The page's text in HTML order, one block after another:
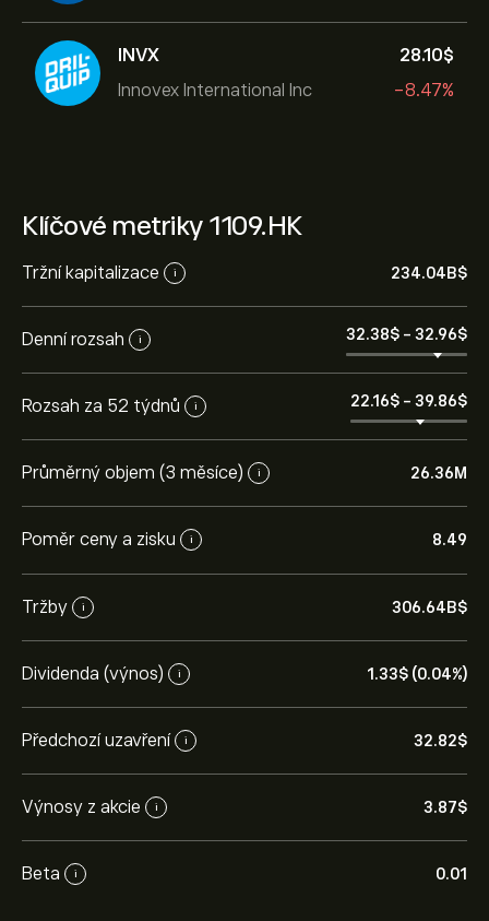
INVX
Innovex International Inc
28.10‎$‎
-8.47%
Klíčové metriky 1109.HK
Tržní kapitalizace i 234.04B‎$‎
Denní rozsah i 32.38‎$‎ - 32.96‎$‎
Rozsah za 52 týdnů i 22.16‎$‎ - 39.86‎$‎
Průměrný objem (3 měsíce) i 26.36M
Poměr ceny a zisku i 8.49
Tržby i 306.64B‎$‎
Dividenda (výnos) i 1.33‎$‎ (0.04%)
Předchozí uzavření i 32.82‎$‎
Výnosy z akcie i 3.87‎$‎
Beta i 0.01